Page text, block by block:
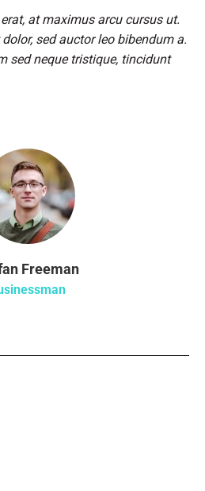
at maximus arcu cursus ut.
sed auctor leo bibendum a.
sed neque tristique, tincidunt
Freeman